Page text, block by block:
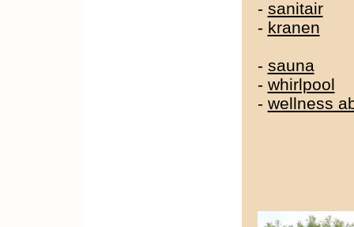
- sanitair
- kranen
- sauna
- whirlpool
- wellness